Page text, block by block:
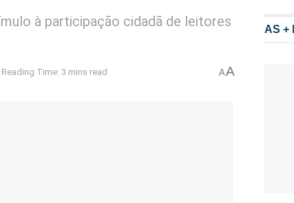
à participação cidadã de leitores
Reading Time: 3 mins read AA
AS +